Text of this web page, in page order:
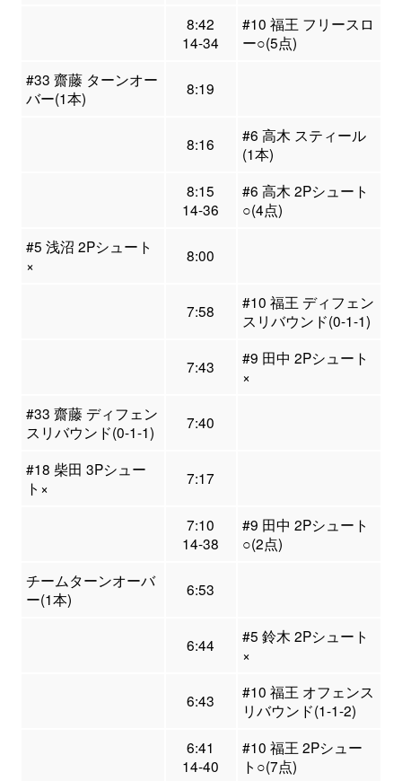
8:42
14-34
#10 福王 フリースロ
ー○(5点)
#33 齋藤 ターンオー
バー(1本)
8:19
8:16
#6 高木 スティール
(1本)
8:15
14-36
#6 高木 2Pシュート
○(4点)
#5 浅沼 2Pシュート
×
8:00
7:58
#10 福王 ディフェン
スリバウンド(0-1-1)
7:43
#9 田中 2Pシュート
×
#33 齋藤 ディフェン
スリバウンド(0-1-1)
7:40
#18 柴田 3Pシュー
ト×
7:17
7:10
14-38
#9 田中 2Pシュート
○(2点)
チームターンオーバ
ー(1本)
6:53
6:44
#5 鈴木 2Pシュート
×
6:43
#10 福王 オフェンス
リバウンド(1-1-2)
6:41
14-40
#10 福王 2Pシュー
ト○(7点)